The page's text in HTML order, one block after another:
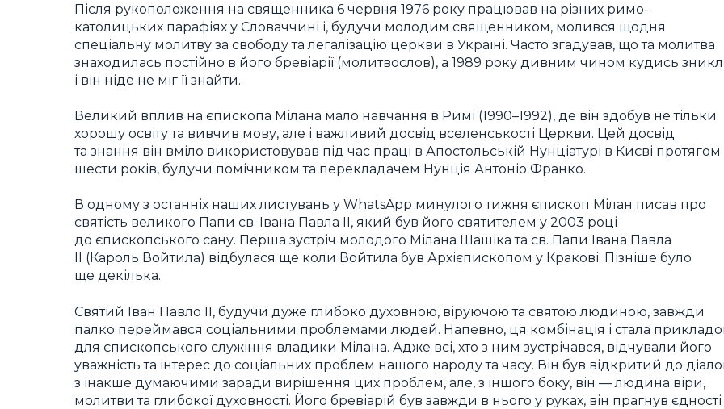
Після рукоположення на священника 6 червня 1976 року працював на різних римо-
католицьких парафіях у Словаччині і, будучи молодим священником, молився щодня
спеціальну молитву за свободу та легалізацію церкви в Україні. Часто згадував, що та молитва
знаходилась постійно в його бревіарії (молитвослов), а 1989 року дивним чином кудись
і він ніде не міг її знайти.
Великий вплив на єпископа Мілана мало навчання в Римі (1990–1992), де він здобув не тільки
хорошу освіту та вивчив мову, але і важливий досвід вселенськості Церкви. Цей досвід
та знання він вміло використовував під час праці в Апостольській Нунціатурі в Києві протягом
шести років, будучи помічником та перекладачем Нунція Антоніо Франко.
В одному з останніх наших листувань у WhatsApp минулого тижня єпископ Мілан писав про
святість великого Папи св. Івана Павла II, який був його святителем у 2003 році
до єпископського сану. Перша зустріч молодого Мілана Шашіка та св. Папи Івана Павла
II (Кароль Войтила) відбулася ще коли Войтила був Архієпископом у Кракові. Пізніше було
ще декілька.
Святий Іван Павло II, будучи дуже глибоко духовною, віруючою та святою людиною, завжди
палко переймався соціальними проблемами людей. Напевно, ця комбінація і стала
для єпископського служіння владики Мілана. Адже всі, хто з ним зустрічався, відчували його
уважність та інтерес до соціальних проблем нашого народу та часу. Він був відкритий до
з інакше думаючими заради вирішення цих проблем, але, з іншого боку, він — людина віри,
молитви та глибокої духовності. Його бревіарій був завжди в нього у руках, він прагнув єдності